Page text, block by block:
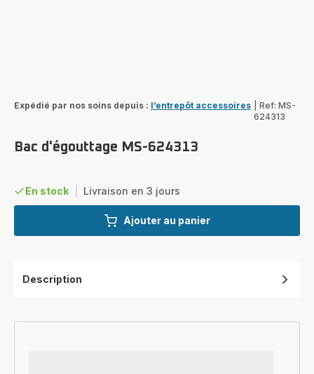
Expédié par nos soins depuis : l’entrepôt accessoires
Ref: MS-
624313
Bac d'égouttage MS-624313
En stock Livraison en 3 jours
Ajouter au panier
Description